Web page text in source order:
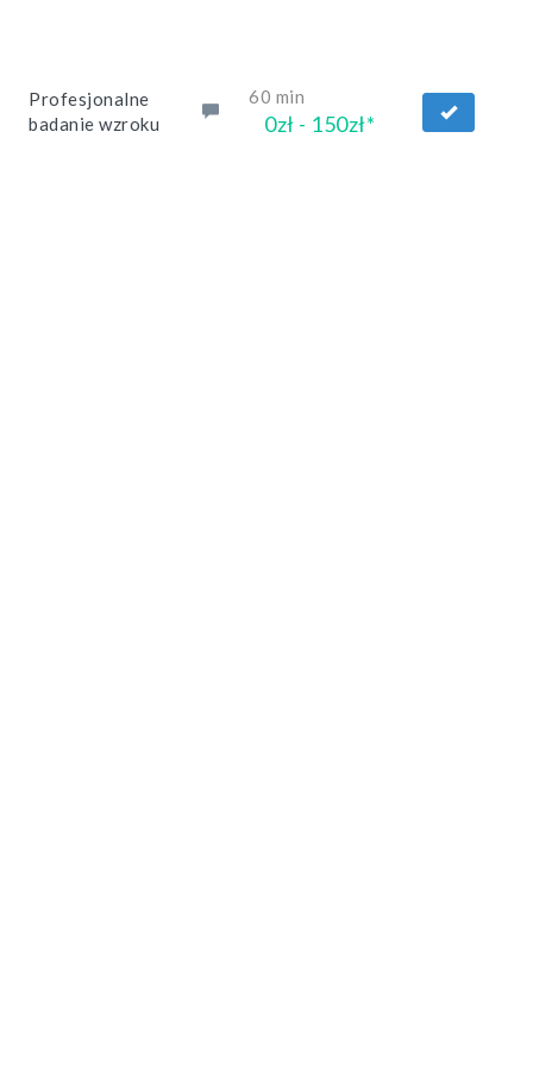
Profesjonalne
badanie wzroku
60 min
0zł - 150zł*